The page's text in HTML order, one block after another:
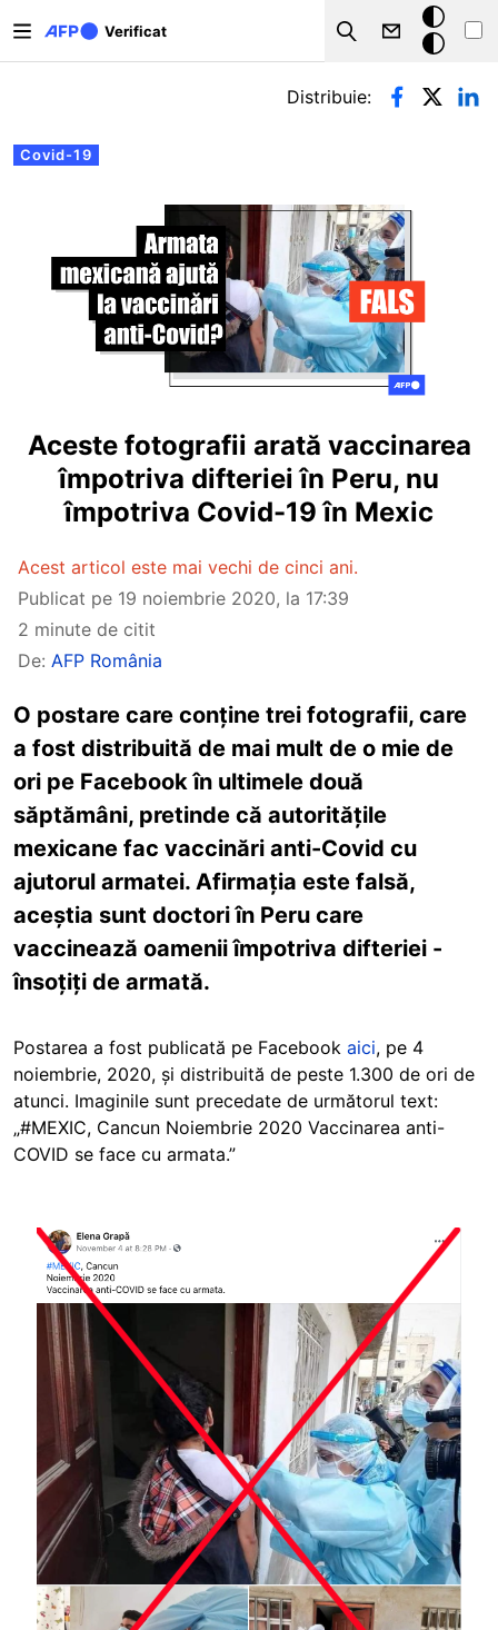
Verificat
Search
Modul
întunecat
Filele principale
Covid-19
Distribuie:
Aceste fotografii arată vaccinarea
împotriva difteriei în Peru, nu
împotriva Covid-19 în Mexic
Acest articol este mai vechi de cinci ani.
Publicat pe 19 noiembrie 2020, la 17:39
2 minute de citit
De: AFP România
O postare care conține trei fotografii, care
a fost distribuită de mai mult de o mie de
ori pe Facebook în ultimele două
săptămâni, pretinde că autoritățile
mexicane fac vaccinări anti-Covid cu
ajutorul armatei. Afirmația este falsă,
aceștia sunt doctori în Peru care
vaccinează oamenii împotriva difteriei -
însoțiți de armată.
Postarea a fost publicată pe Facebook aici, pe 4
noiembrie, 2020, și distribuită de peste 1.300 de ori de
atunci. Imaginile sunt precedate de următorul text:
„#MEXIC, Cancun Noiembrie 2020 Vaccinarea anti-
COVID se face cu armata.”
Image